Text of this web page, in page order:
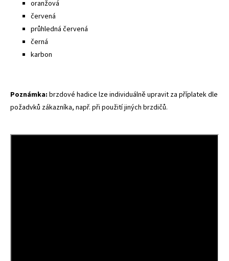
oranžová
červená
průhledná červená
černá
karbon
Poznámka: brzdové hadice lze individuálně upravit za příplatek dle
požadvků zákazníka, např. při použití jiných brzdičů.